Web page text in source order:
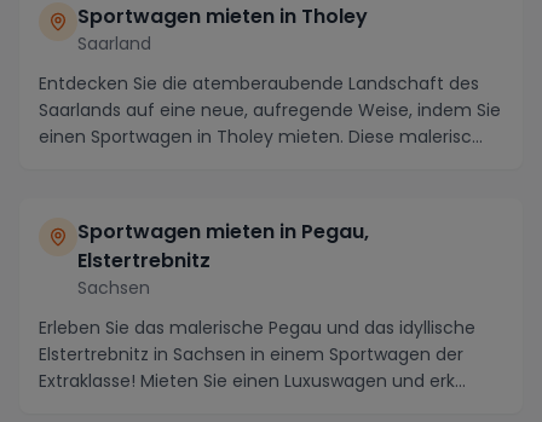
Sportwagen mieten in Tholey
Saarland
Entdecken Sie die atemberaubende Landschaft des
Saarlands auf eine neue, aufregende Weise, indem Sie
einen Sportwagen in Tholey mieten. Diese malerisc...
Sportwagen mieten in Pegau,
Elstertrebnitz
Sachsen
Erleben Sie das malerische Pegau und das idyllische
Elstertrebnitz in Sachsen in einem Sportwagen der
Extraklasse! Mieten Sie einen Luxuswagen und erk...